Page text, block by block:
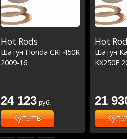
Hot Rods
Шатун Honda CRF450R
2009-16
24 123 руб.
Купить
Hot
Шатун
KX250F
21